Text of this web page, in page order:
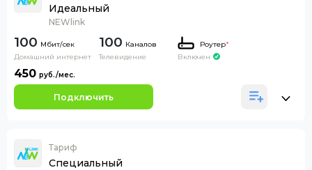
Идеальный
NEWlink
100
Домашний интернет
100 Каналов
Телевидение
Роутер*
Включен
450
Подключить
Тариф
Специальный